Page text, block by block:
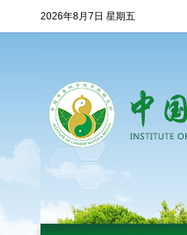
2026年8月7日 星期五